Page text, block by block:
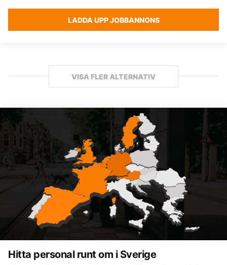
LADDA UPP JOBBANNONS
VISA FLER ALTERNATIV
Hitta personal runt om i Sverige